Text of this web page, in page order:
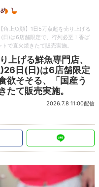
【角上魚類】1日5万点超を売り上げる
)は6店舗限定で、行列必至！香ば
で直火焼きたて販売実施。
上げる鮮魚専門店、
日(日)は6店舗限定
欲そそる、「国産う
たて販売実施。
2026.7.8 11:00配信